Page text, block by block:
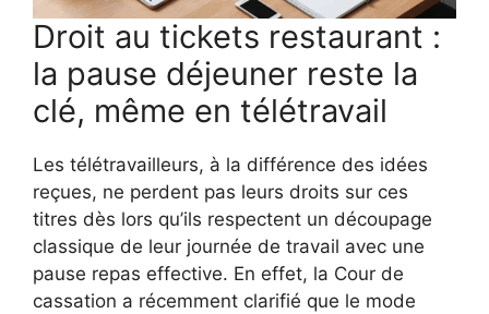
Droit au tickets restaurant :
la pause déjeuner reste la
clé, même en télétravail
Les télétravailleurs, à la différence des idées
reçues, ne perdent pas leurs droits sur ces
titres dès lors qu’ils respectent un découpage
classique de leur journée de travail avec une
pause repas effective. En effet, la Cour de
cassation a récemment clarifié que le mode